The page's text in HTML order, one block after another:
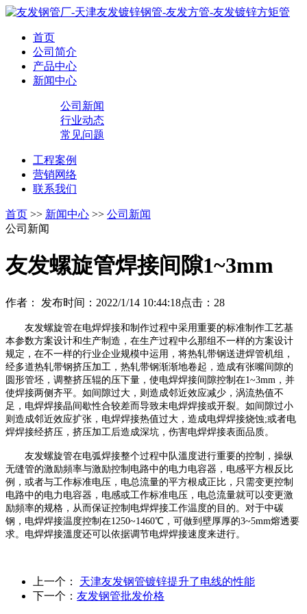
首页
公司简介
产品中心
新闻中心
公司新闻
行业动态
常见问题
工程案例
营销网络
联系我们
首页 >> 新闻中心 >> 公司新闻
公司新闻
友发螺旋管焊接间隙1~3mm
作者： 发布时间：2022/1/14 10:44:18点击： 28
友发螺旋管在电焊焊接和制作过程中采用重要的标准制作工艺基
本参数方案设计和生产制造，在生产过程中么那组不一样的方案设计
规定，在不一样的行业企业规模中运用，将热轧带钢送进焊管机组，
经多道热轧带钢挤压加工，热轧带钢渐渐地卷起，造成有张嘴间隙的
圆形管坯，调整挤压辊的压下量，使电焊焊接间隙控制在1~3mm，并
使焊接两侧齐平。如间隙过大，则造成邻近效应减少，涡流热值不
足，电焊焊接晶间歇性合较差而导致未电焊焊接或开裂。如间隙过小
则造成邻近效应扩张，电焊焊接热值过大，造成电焊焊接烧蚀;或者电
焊焊接经挤压，挤压加工后造成深坑，伤害电焊焊接表面品质。
友发螺旋管在电弧焊接整个过程中队溫度进行重要的控制，操纵
无缝管的激励頻率与激励控制电路中的电力电容器，电感平方根反比
例，或者与工作标准电压，电总流量的平方根成正比，只需变更控制
电路中的电力电容器，电感或工作标准电压，电总流量就可以变更激
励頻率的规格，从而保证控制电焊焊接工作温度的目的。对于中碳
钢，电焊焊接温度控制在1250~1460℃，可做到壁厚厚的3~5mm熔透要
求。电焊焊接溫度还可以依据调节电焊焊接速度来进行。
上一个： 天津友发钢管镀锌提升了电线的性能
下一个： 友发钢管批发价格